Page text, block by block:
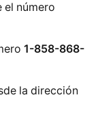
el número
1-858-868-
la dirección